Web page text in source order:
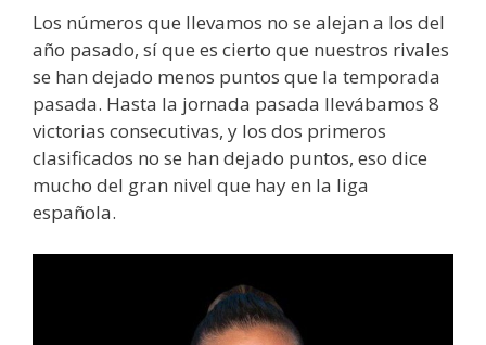
Los números que llevamos no se alejan a los del
año pasado, sí que es cierto que nuestros rivales
se han dejado menos puntos que la temporada
pasada. Hasta la jornada pasada llevábamos 8
victorias consecutivas, y los dos primeros
clasificados no se han dejado puntos, eso dice
mucho del gran nivel que hay en la liga
española.